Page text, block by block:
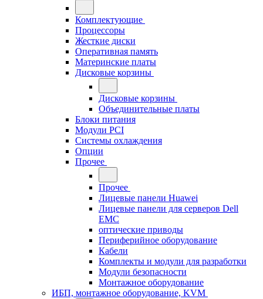
Комплектующие
Процессоры
Жесткие диски
Оперативная память
Материнские платы
Дисковые корзины
Дисковые корзины
Объединительные платы
Блоки питания
Модули PCI
Системы охлаждения
Опции
Прочее
Прочее
Лицевые панели Huawei
Лицевые панели для серверов Dell
EMC
оптические приводы
Периферийное оборудование
Кабели
Комплекты и модули для разработки
Модули безопасности
Монтажное оборудование
ИБП, монтажное оборудование, KVM